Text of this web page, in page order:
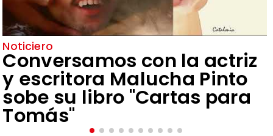
Noticiero
Conversamos con la actriz
y escritora Malucha Pinto
sobe su libro "Cartas para
Tomás"